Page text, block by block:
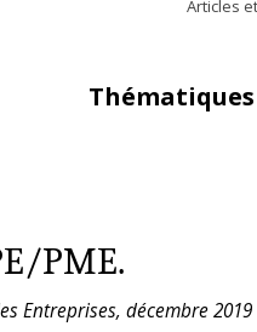
Articles
Thématiques
PME.
Entreprises, décembre 2019